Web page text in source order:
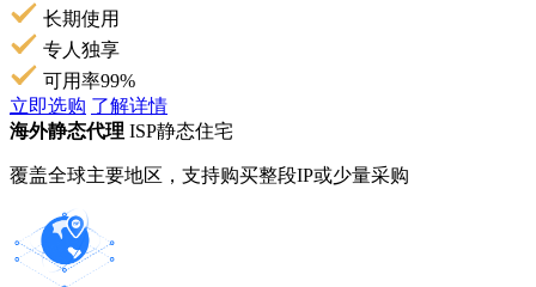
长期使用
专人独享
可用率99%
立即选购 了解详情
海外静态代理 ISP静态住宅
覆盖全球主要地区，支持购买整段IP或少量采购